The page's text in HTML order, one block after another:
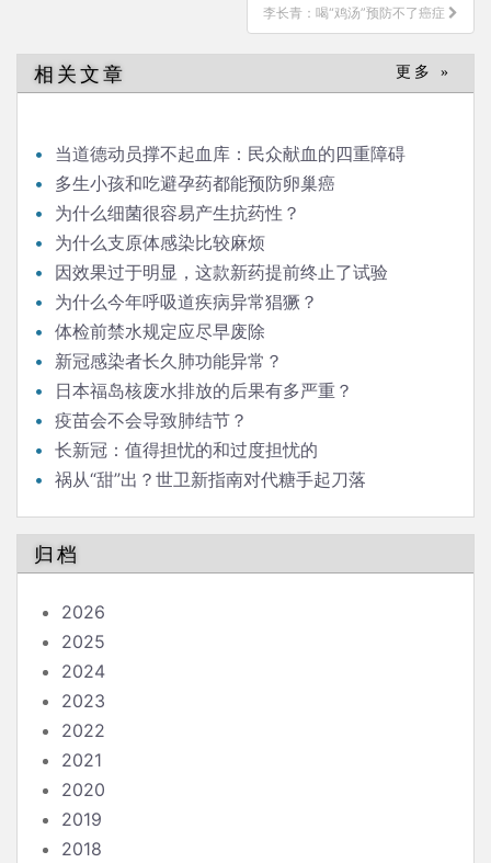
李长青：喝“鸡汤”预防不了癌症
相关文章 更多 »
当道德动员撑不起血库：民众献血的四重障碍
多生小孩和吃避孕药都能预防卵巢癌
为什么细菌很容易产生抗药性？
为什么支原体感染比较麻烦
因效果过于明显，这款新药提前终止了试验
为什么今年呼吸道疾病异常猖獗？
体检前禁水规定应尽早废除
新冠感染者长久肺功能异常？
日本福岛核废水排放的后果有多严重？
疫苗会不会导致肺结节？
长新冠：值得担忧的和过度担忧的
祸从“甜”出？世卫新指南对代糖手起刀落
归档
2026
2025
2024
2023
2022
2021
2020
2019
2018